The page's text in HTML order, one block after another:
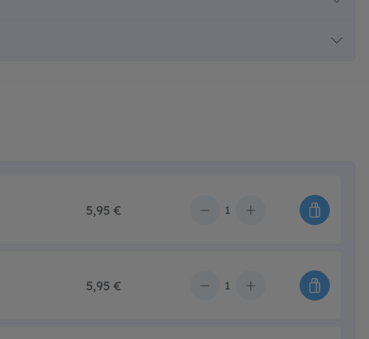
5,95 €
5,95 €